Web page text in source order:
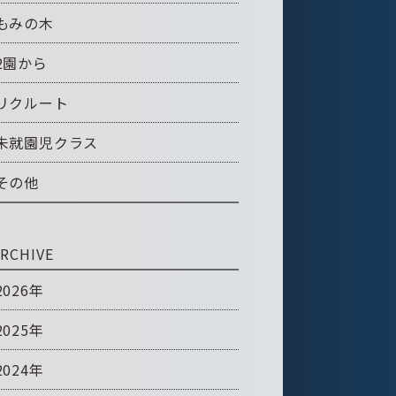
みの木
から
クルート
就園児クラス
の他
年
年
年